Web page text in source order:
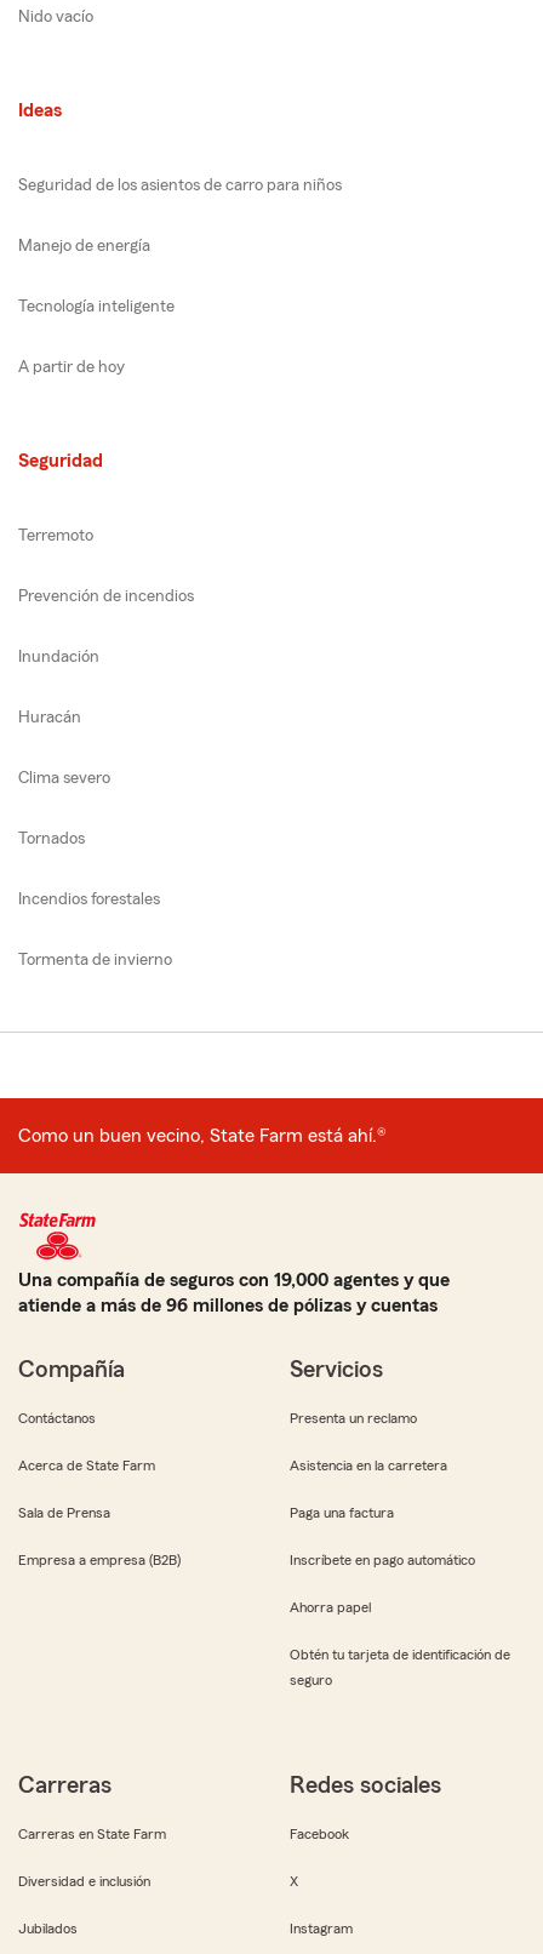
Nido vacío
Ideas
Seguridad de los asientos de carro para niños
Manejo de energía
Tecnología inteligente
A partir de hoy
Seguridad
Terremoto
Prevención de incendios
Inundación
Huracán
Clima severo
Tornados
Incendios forestales
Tormenta de invierno
Como un buen vecino, State Farm está ahí.®
Una compañía de seguros con 19,000 agentes y que
atiende a más de 96 millones de pólizas y cuentas
Compañía
Contáctanos
Acerca de State Farm
Sala de Prensa
Empresa a empresa (B2B)
Servicios
Presenta un reclamo
Asistencia en la carretera
Paga una factura
Inscríbete en pago automático
Ahorra papel
Obtén tu tarjeta de identificación de
seguro
Carreras
Carreras en State Farm
Diversidad e inclusión
Jubilados
Redes sociales
Facebook
X
Instagram